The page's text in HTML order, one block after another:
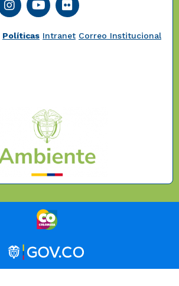
Políticas Intranet Correo Institucional